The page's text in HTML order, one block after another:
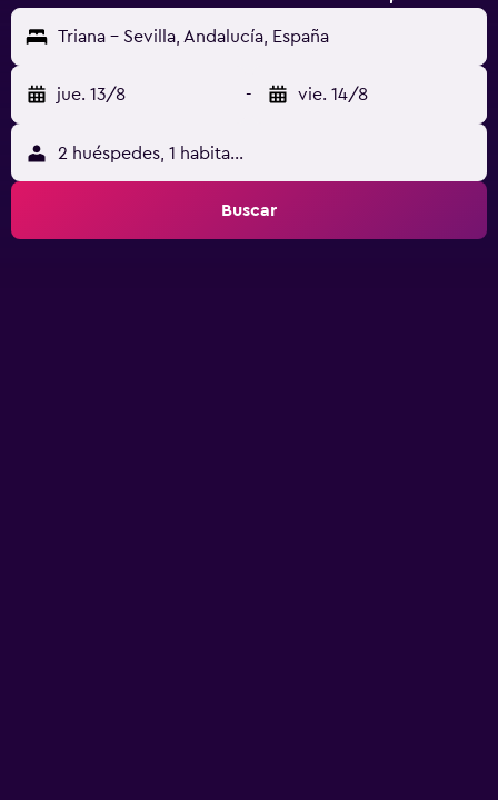
Triana - Sevilla, Andalucía, España
jue. 13/8 - vie. 14/8
2 huéspedes, 1 habitación
Buscar